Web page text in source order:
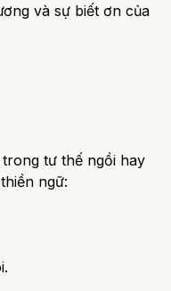
và sự biết ơn của
tư thế ngồi hay
ngữ: